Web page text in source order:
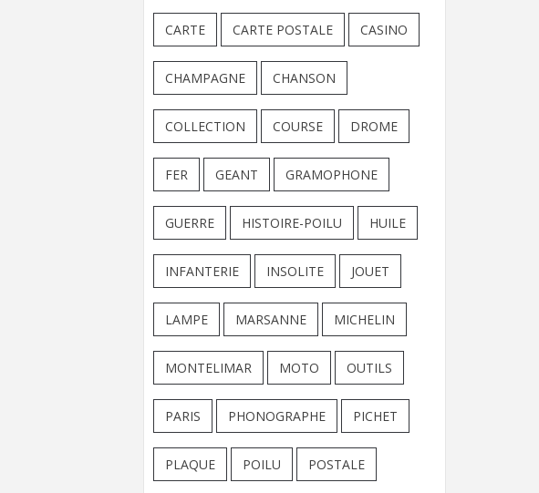
CARTE CARTE POSTALE CASINO
CHAMPAGNE CHANSON
COLLECTION COURSE DROME
FER GEANT GRAMOPHONE
GUERRE HISTOIRE-POILU HUILE
INFANTERIE INSOLITE JOUET
LAMPE MARSANNE MICHELIN
MONTELIMAR MOTO OUTILS
PARIS PHONOGRAPHE PICHET
PLAQUE POILU POSTALE